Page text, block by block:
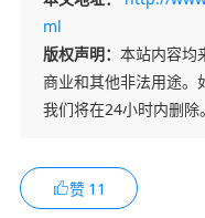
ml
版权声明： 本站内容均
商业和其他非法用途。
我们将在24小时内删除。
赞 11